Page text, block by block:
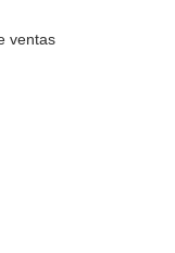
ventas